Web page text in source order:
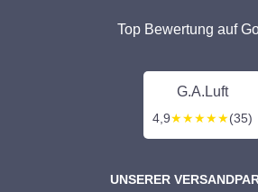
Top Bewertung auf
G.A.Luft
4,9★★★★★(35)
UNSERER